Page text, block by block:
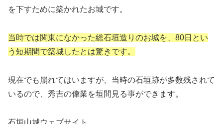
を下すために築かれたお城です。
当時では関東になかった総石垣造りのお城を、80日とい
う短期間で築城したとは驚きです。
現在でも崩れてはいますが、当時の石垣跡が多数残されて
いるので、秀吉の偉業を垣間見る事ができます。
石垣山城ウェブサイト